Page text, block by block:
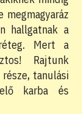
megmagyaráz
hallgatnak a
Mert a
Rajtunk
tanulási
karba és